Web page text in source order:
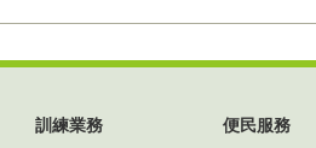
訓練業務 便民服務